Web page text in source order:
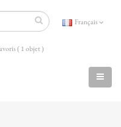
Français
( 1 objet )